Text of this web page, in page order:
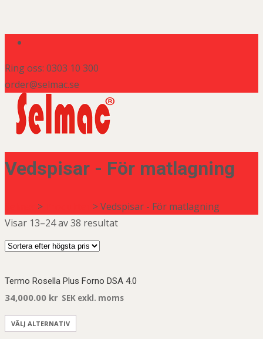
Ring oss: 0303 10 300
order@selmac.se
Vedspisar - För matlagning
> >Vedspisar - För matlagning
Visar 13–24 av 38 resultat
Termo Rosella Plus Forno DSA 4.0
34,000.00 kr SEK exkl. moms
VÄLJ ALTERNATIV